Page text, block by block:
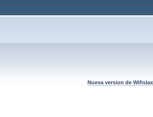
Nueva version de